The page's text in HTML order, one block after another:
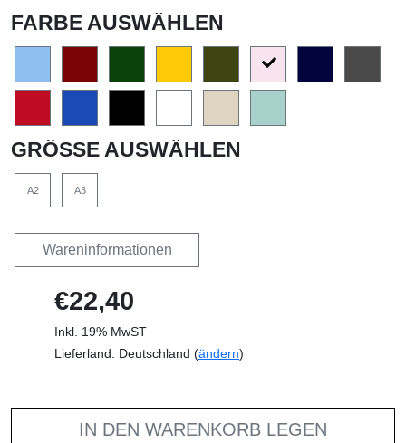
FARBE AUSWÄHLEN
GRÖSSE AUSWÄHLEN
A2 A3
Wareninformationen
€22,40
Inkl. 19% MwST
Lieferland: Deutschland (ändern)
IN DEN WARENKORB LEGEN